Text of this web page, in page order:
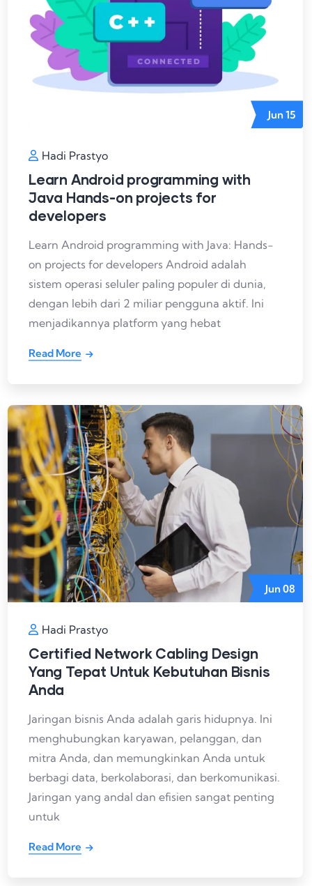
Jun15
Hadi Prastyo
Learn Android programming with
Java Hands-on projects for
developers
Learn Android programming with Java: Hands-
on projects for developers Android adalah
sistem operasi seluler paling populer di dunia,
dengan lebih dari 2 miliar pengguna aktif. Ini
menjadikannya platform yang hebat
Read More
Jun08
Hadi Prastyo
Certified Network Cabling Design
Yang Tepat Untuk Kebutuhan Bisnis
Anda
Jaringan bisnis Anda adalah garis hidupnya. Ini
menghubungkan karyawan, pelanggan, dan
mitra Anda, dan memungkinkan Anda untuk
berbagi data, berkolaborasi, dan berkomunikasi.
Jaringan yang andal dan efisien sangat penting
untuk
Read More